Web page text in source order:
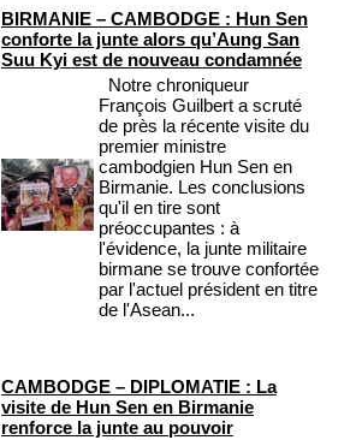
BIRMANIE – CAMBODGE : Hun Sen
conforte la junte alors qu’Aung San
Suu Kyi est de nouveau condamnée
Notre chroniqueur
François Guilbert a scruté
de près la récente visite du
premier ministre
cambodgien Hun Sen en
Birmanie. Les conclusions
qu'il en tire sont
préoccupantes : à
l'évidence, la junte militaire
birmane se trouve confortée
par l'actuel président en titre
de l'Asean...
CAMBODGE – DIPLOMATIE : La
visite de Hun Sen en Birmanie
renforce la junte au pouvoir